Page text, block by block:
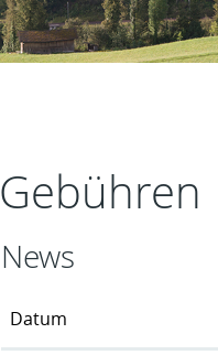
Inhalt
Gebühren
News
Datum